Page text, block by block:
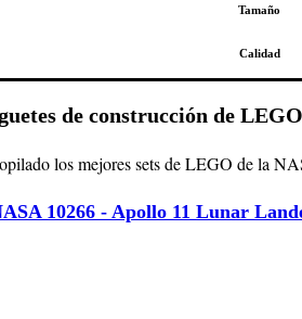
Tamaño
Calidad
de construcción de
los mejores sets de LEGO de la
10266 - Apollo 11 Lunar